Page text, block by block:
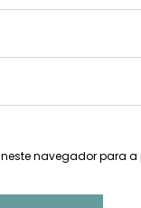
navegador para a